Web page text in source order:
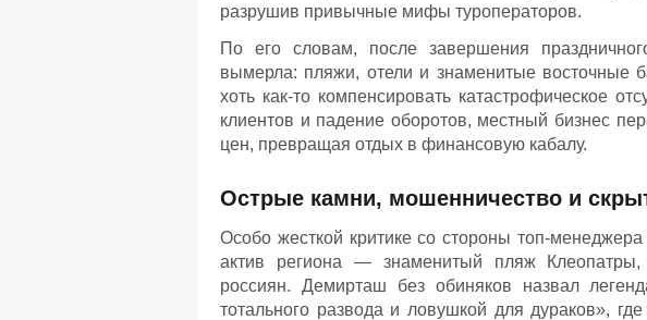
разрушив привычные мифы туроператоров.
По его словам, после завершения
вымерла: пляжи, отели и знаменитые восточные
хоть как-то компенсировать катастрофическое
клиентов и падение оборотов, местный бизнес
цен, превращая отдых в финансовую кабалу.
Острые камни, мошенничество и
Особо жесткой критике со стороны топ-
актив региона — знаменитый пляж
россиян. Демирташ без обиняков назвал
тотального развода и ловушкой для дураков»,